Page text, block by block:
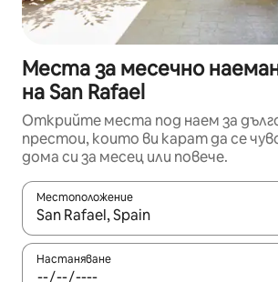
Места за месечно
на San Rafael
Открийте места под наем за
престои, които ви карат да се
дома си за месец или повече.
Местоположение
Когато резултатите се покажат,
Настаняване